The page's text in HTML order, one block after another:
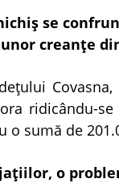
se
creanţe
ridicându-
sumă de
o